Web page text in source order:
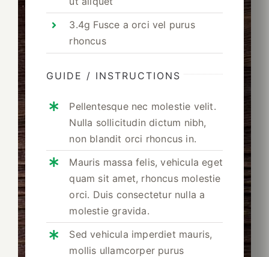
3.4g Fusce a orci vel purus
rhoncus
GUIDE / INSTRUCTIONS
Pellentesque nec molestie velit.
Nulla sollicitudin dictum nibh,
non blandit orci rhoncus in.
Mauris massa felis, vehicula eget
quam sit amet, rhoncus molestie
orci. Duis consectetur nulla a
molestie gravida.
Sed vehicula imperdiet mauris,
mollis ullamcorper purus